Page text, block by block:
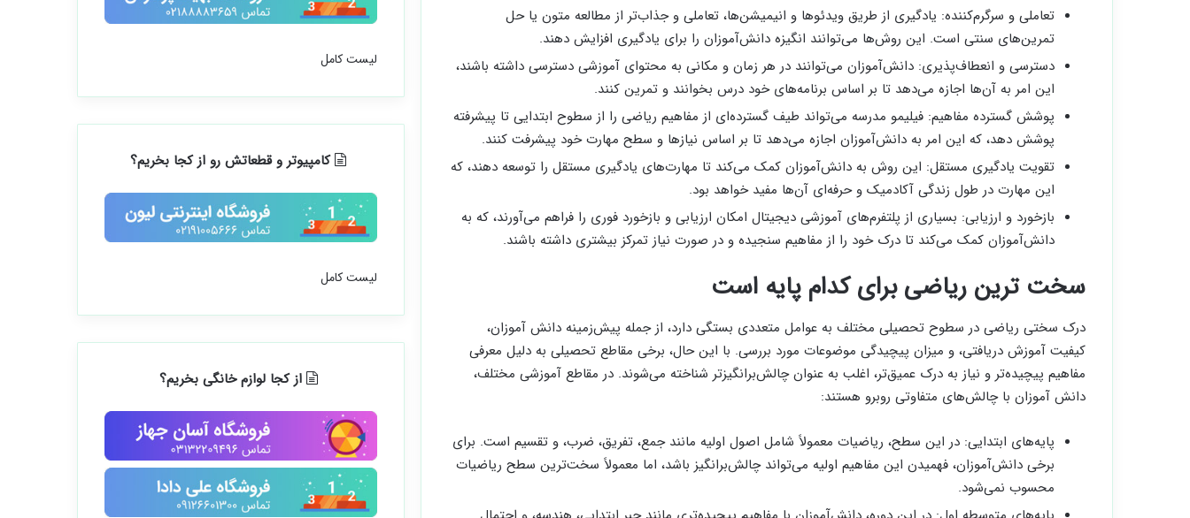
تعاملی و سرگرم‌کننده: یادگیری از طریق ویدئوها و انیمیشن‌ها، تعاملی و جذاب‌تر از مطالعه متون یا حل
تمرین‌های سنتی است. این روش‌ها می‌توانند انگیزه دانش‌آموزان را برای یادگیری افزایش دهند.
دسترسی و انعطاف‌پذیری: دانش‌آموزان می‌توانند در هر زمان و مکانی به محتوای آموزشی دسترسی داشته باشند،
این امر به آن‌ها اجازه می‌دهد تا بر اساس برنامه‌های خود درس بخوانند و تمرین کنند.
پوشش گسترده مفاهیم: فیلیمو مدرسه می‌تواند طیف گسترده‌ای از مفاهیم ریاضی را از سطوح ابتدایی تا پیشرفته
پوشش دهد، که این امر به دانش‌آموزان اجازه می‌دهد تا بر اساس نیازها و سطح مهارت خود پیشرفت کنند.
تقویت یادگیری مستقل: این روش به دانش‌آموزان کمک می‌کند تا مهارت‌های یادگیری مستقل را توسعه دهند، که
این مهارت در طول زندگی آکادمیک و حرفه‌ای آن‌ها مفید خواهد بود.
بازخورد و ارزیابی: بسیاری از پلتفرم‌های آموزشی دیجیتال امکان ارزیابی و بازخورد فوری را فراهم می‌آورند، که به
دانش‌آموزان کمک می‌کند تا درک خود را از مفاهیم سنجیده و در صورت نیاز تمرکز بیشتری داشته باشند.
سخت ترین ریاضی برای کدام پایه است
درک سختی ریاضی در سطوح تحصیلی مختلف به عوامل متعددی بستگی دارد، از جمله پیش‌زمینه دانش آموزان،
کیفیت آموزش دریافتی، و میزان پیچیدگی موضوعات مورد بررسی. با این حال، برخی مقاطع تحصیلی به دلیل معرفی
مفاهیم پیچیده‌تر و نیاز به درک عمیق‌تر، اغلب به عنوان چالش‌برانگیزتر شناخته می‌شوند. در مقاطع آموزشی مختلف،
دانش آموزان با چالش‌های متفاوتی روبرو هستند:
پایه‌های ابتدایی: در این سطح، ریاضیات معمولاً شامل اصول اولیه مانند جمع، تفریق، ضرب، و تقسیم است. برای
برخی دانش‌آموزان، فهمیدن این مفاهیم اولیه می‌تواند چالش‌برانگیز باشد، اما معمولاً سخت‌ترین سطح ریاضیات
محسوب نمی‌شود.
لیست کامل
کامپیوتر و قطعاتش رو از کجا بخریم؟
لیست کامل
از کجا لوازم خانگی بخریم؟